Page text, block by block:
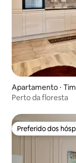
Apartamento ⋅
Perto da floresta
Preferido dos
Preferido dos